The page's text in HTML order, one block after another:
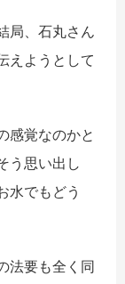
局、石丸さん
えようとして
感覚なのかと
う思い出し
水でもどう
法要も全く同